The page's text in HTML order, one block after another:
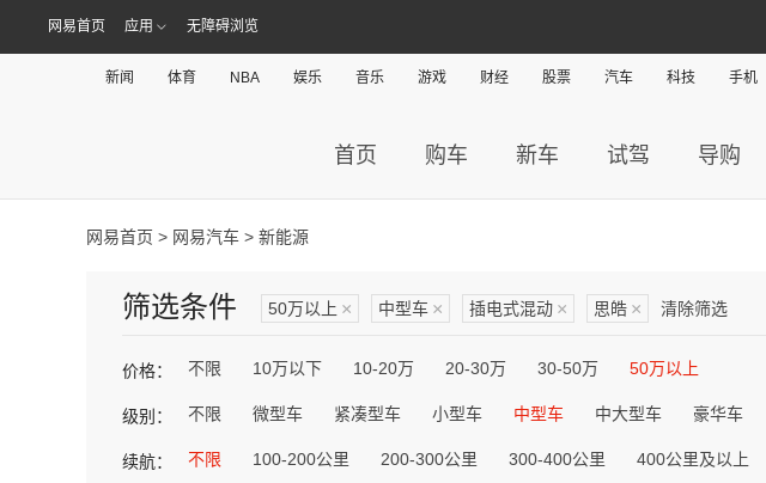
网易首页 应用 无障碍浏览
新闻 体育 NBA 娱乐 音乐 游戏 财经 股票 汽车 科技 手机
首页 购车 新车 试驾 导购
网易首页 > 网易汽车 > 新能源
筛选条件 50万以上 × 中型车 × 插电式混动 × 思皓 × 清除筛选
价格： 不限 10万以下 10-20万 20-30万 30-50万 50万以上
级别： 不限 微型车 紧凑型车 小型车 中型车 中大型车 豪华车
续航： 不限 100-200公里 200-300公里 300-400公里 400公里及以上